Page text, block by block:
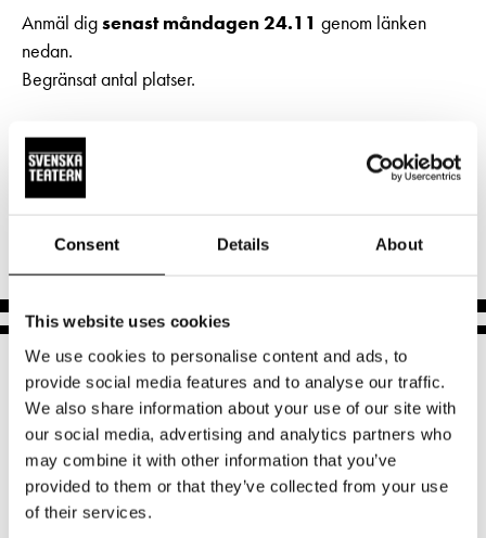
Consent Details About
This website uses cookies
We use cookies to personalise content and ads, to
provide social media features and to analyse our traffic.
We also share information about your use of our site with
our social media, advertising and analytics partners who
may combine it with other information that you’ve
provided to them or that they’ve collected from your use
of their services.
Biljetter
Unga
Textning
Tillgänglighet
Frågor & svar
Platskarta
Grupper & teaterombud
Pedagognätverk & skolgrupper
Guidning
OM SVENSKA TEATERN
Aktuellt
Teaterns verksamhet
Ensemble
Historia
Kontaktuppgifter
Press
Jobba hos oss
Nyhetsbrev
Svenska Teatern Live
Anmäl digsenast måndagen 24.11 genom länken
nedan.
Begränsat antal platser.
Föreställningen textas till svenska och finska och syntolkas
till svenska.
Hjärtligt välkommen!
Norra esplanaden 2